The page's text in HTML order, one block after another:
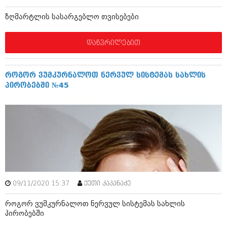
კულინარია
ბიზნესსიახლეები
გვარები
თემიდას სასწორი
ჰოროსკოპი და შეუცნობელი
რომანი და დეტექტივი
სახალისო ამბები
ბიზნესსიახლეები
იუმორი
კალეიდოსკოპი
ჰოროსკოპი და შეუცნობელი
რომანი და დეტექტივი
სახალისო ამბები
შოუბიზნესი
დაიჯესტი
ზღმარტლის სასარგებლო თვისებები
დაწვრილებით
როგორ ვუმკურნალოთ ნერვულ სისტემას სახლის
პირობებში №45
09/11/2020 15:37 ქეთი კაპანაძე
როგორ ვუმკურნალოთ ნერვულ სისტემას სახლის
პირობებში